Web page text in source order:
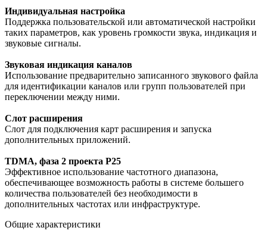
Индивидуальная настройка
Поддержка пользовательской или автоматической настройки
таких параметров, как уровень громкости звука, индикация и
звуковые сигналы.
Звуковая индикация каналов
Использование предварительно записанного звукового файла
для идентификации каналов или групп пользователей при
переключении между ними.
Слот расширения
Слот для подключения карт расширения и запуска
дополнительных приложений.
TDMA, фаза 2 проекта P25
Эффективное использование частотного диапазона,
обеспечивающее возможность работы в системе большего
количества пользователей без необходимости в
дополнительных частотах или инфраструктуре.
Общие характеристики